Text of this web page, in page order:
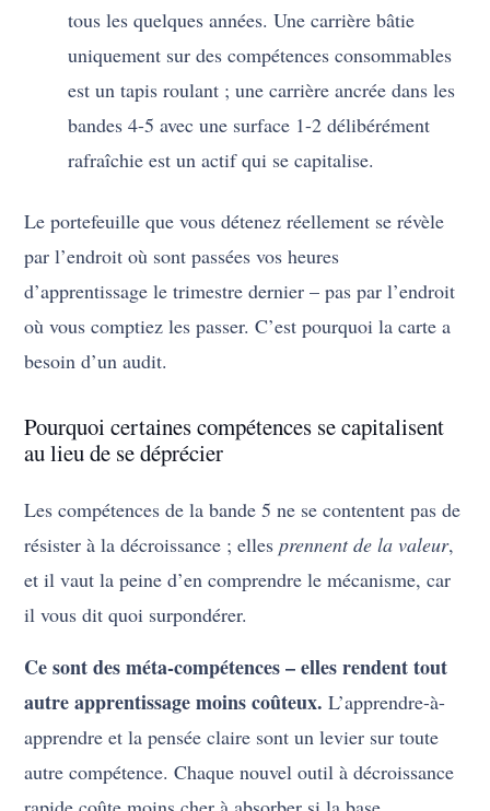
tous les quelques années. Une carrière bâtie
uniquement sur des compétences consommables
est un tapis roulant ; une carrière ancrée dans les
bandes 4-5 avec une surface 1-2 délibérément
rafraîchie est un actif qui se capitalise.
Le portefeuille que vous détenez réellement se révèle
par l’endroit où sont passées vos heures
d’apprentissage le trimestre dernier – pas par l’endroit
où vous comptiez les passer. C’est pourquoi la carte a
besoin d’un audit.
Pourquoi certaines compétences se capitalisent
au lieu de se déprécier
Les compétences de la bande 5 ne se contentent pas de
résister à la décroissance ; ellesprennent de la valeur,
et il vaut la peine d’en comprendre le mécanisme, car
il vous dit quoi surpondérer.
Ce sont des méta-compétences – elles rendent tout
autre apprentissage moins coûteux. L’apprendre-à-
apprendre et la pensée claire sont un levier sur toute
autre compétence. Chaque nouvel outil à décroissance